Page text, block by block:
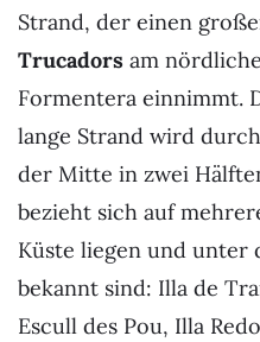
Strand, der einen
Trucadors am
Formentera einnimmt.
lange Strand wird
der Mitte in zwei
bezieht sich auf
Küste liegen und unter
bekannt sind: Illa de
Escull des Pou, Illa